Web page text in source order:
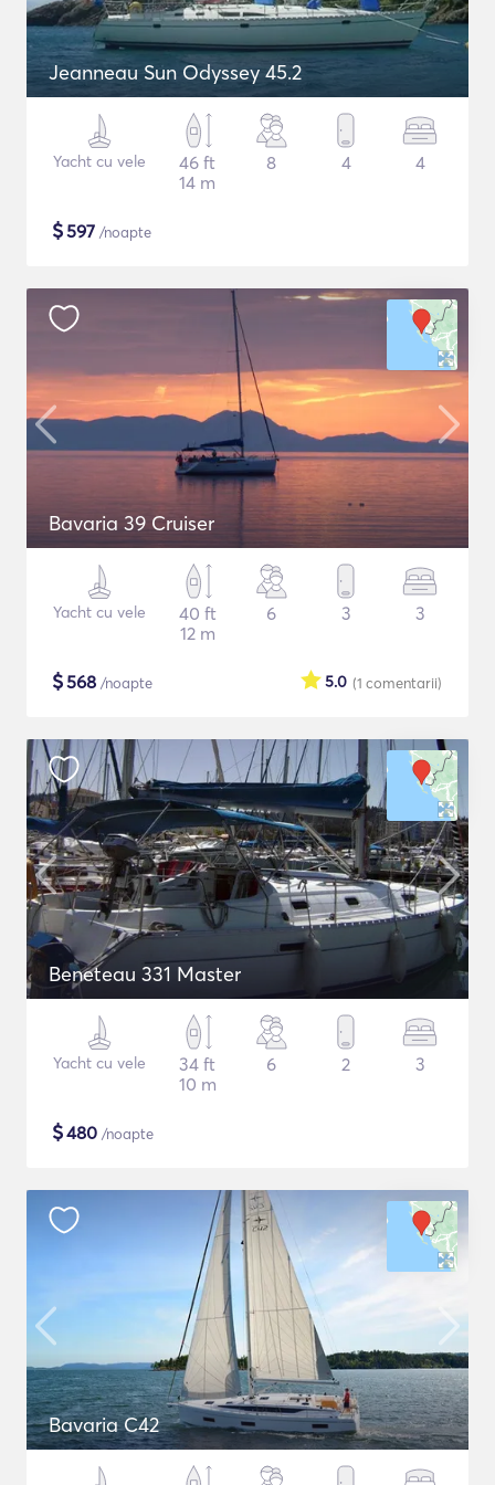
Jeanneau Sun Odyssey 45.2
Yacht cu vele
46 ft
14 m
8 4 4
$597 /noapte
Bavaria 39 Cruiser
Yacht cu vele
40 ft
12 m
6 3 3
$568 /noapte (1 comentarii)
5.0
Beneteau 331 Master
Yacht cu vele
34 ft
10 m
6 2 3
$480 /noapte
Bavaria C42